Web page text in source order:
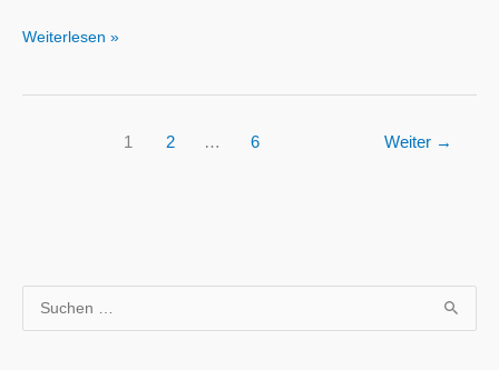
img_0030
Weiterlesen »
1 2 … 6 Weiter →
u